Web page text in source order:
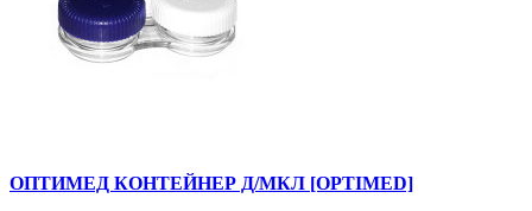
ОПТИМЕД КОНТЕЙНЕР Д/МКЛ [OPTIMED]